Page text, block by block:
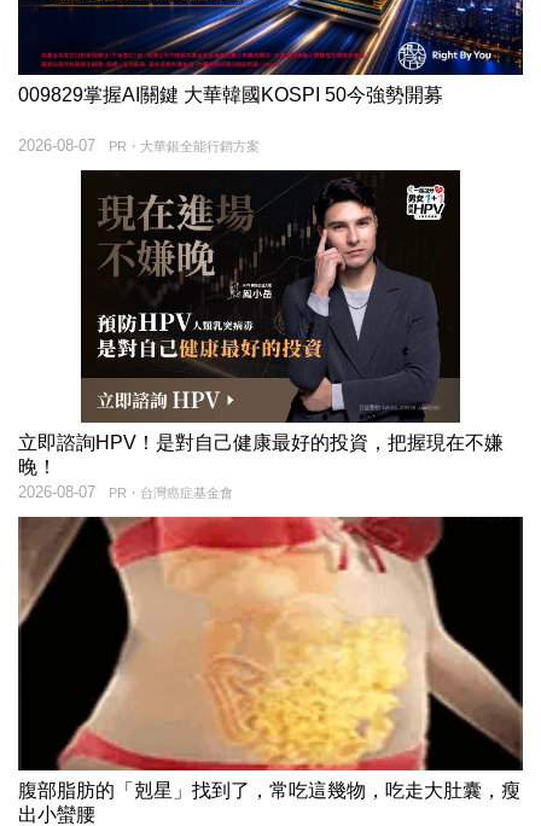
009829掌握AI關鍵 大華韓國KOSPI 50今強勢開募
PR・大華銀全能行銷方案
2026-08-07
立即諮詢HPV！是對自己健康最好的投資，把握現在不嫌
晚！
PR・台灣癌症基金會
2026-08-07
腹部脂肪的「剋星」找到了，常吃這幾物，吃走大肚囊，瘦
出小蠻腰